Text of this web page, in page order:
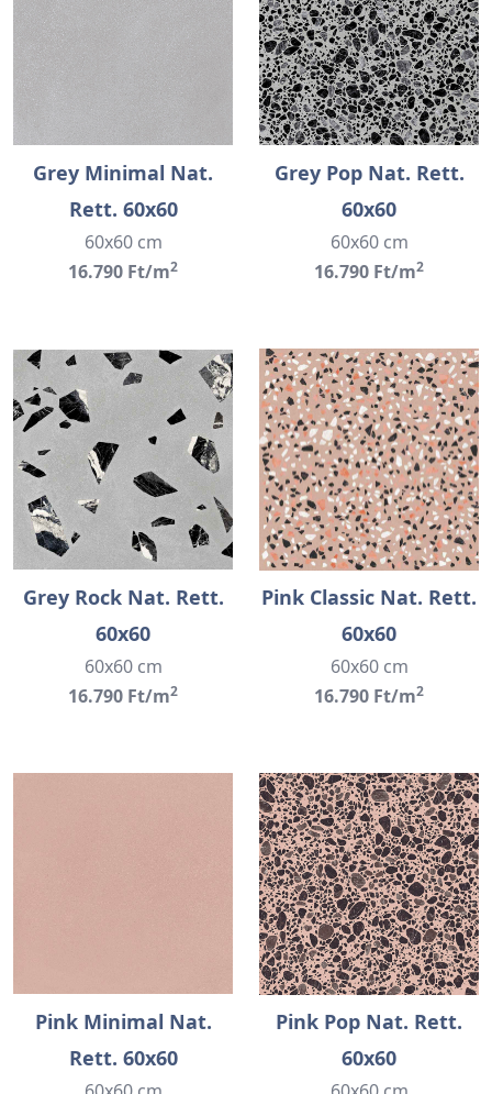
Grey Minimal Nat.
Rett. 60x60
60x60 cm
16.790 Ft/m2
Grey Pop Nat. Rett.
60x60
60x60 cm
16.790 Ft/m2
Grey Rock Nat. Rett.
60x60
60x60 cm
16.790 Ft/m2
Pink Classic Nat. Rett.
60x60
60x60 cm
16.790 Ft/m2
Pink Minimal Nat.
Rett. 60x60
Pink Pop Nat. Rett.
60x60